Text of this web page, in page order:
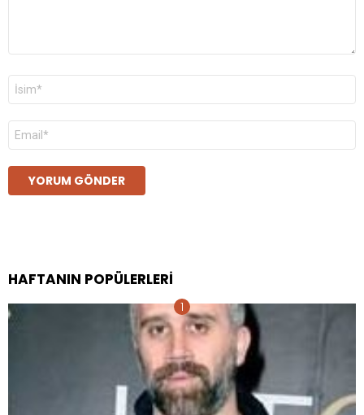
Ad
E-
posta
*
HAFTANIN POPÜLERLERI